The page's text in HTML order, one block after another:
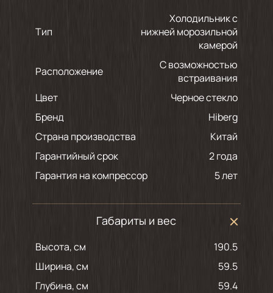
Тип
Холодильник с
нижней морозильной
камерой
Расположение
С возможностью
встраивания
Цвет
черное стекло
Бренд
Hiberg
Страна производства
Китай
Гарантийный срок
2 года
Гарантия на компрессор
5 лет
Габариты и вес
Высота, см
190.5
Ширина, см
59.5
Глубина, см
59.4